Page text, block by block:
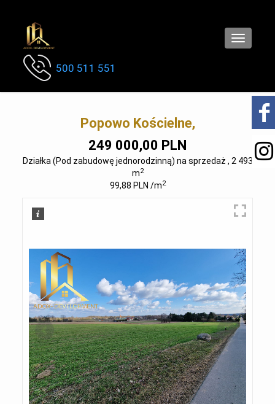
Toggle
500 511 551
Popowo Kościelne,
249 000,00 PLN
Działka (Pod zabudowę jednorodzinną) na sprzedaż , 2 493
m2
99,88 PLN /m2